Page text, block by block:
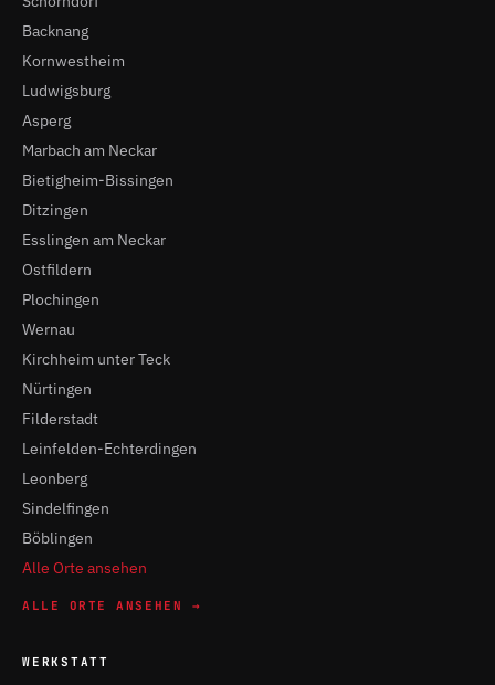
Backnang
Kornwestheim
Ludwigsburg
Asperg
Marbach am Neckar
Bietigheim-Bissingen
Ditzingen
Esslingen am Neckar
Ostfildern
Plochingen
Wernau
Kirchheim unter Teck
Nürtingen
Filderstadt
Leinfelden-Echterdingen
Leonberg
Sindelfingen
Böblingen
Alle Orte ansehen
ALLE ORTE ANSEHEN →
WERKSTATT